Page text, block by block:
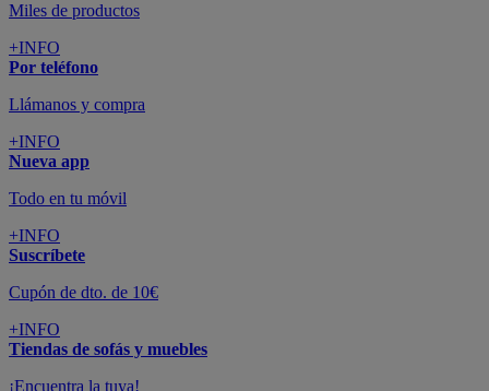
Miles de productos
+INFO
Por teléfono
Llámanos y compra
+INFO
Nueva app
Todo en tu móvil
+INFO
Suscríbete
Cupón de dto. de 10€
+INFO
Tiendas de sofás y muebles
¡Encuentra la tuya!